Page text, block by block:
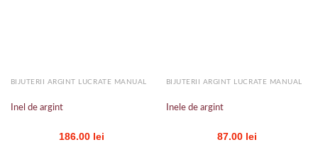
BIJUTERII ARGINT LUCRATE MANUAL
Inel de argint
186.00 lei
BIJUTERII ARGINT LUCRATE MANUAL
Inele de argint
87.00 lei